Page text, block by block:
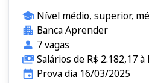
Nível médio, superior,
Banca Aprender
7 vagas
Salários de R$ 2.182,17 à
Prova dia 16/03/2025